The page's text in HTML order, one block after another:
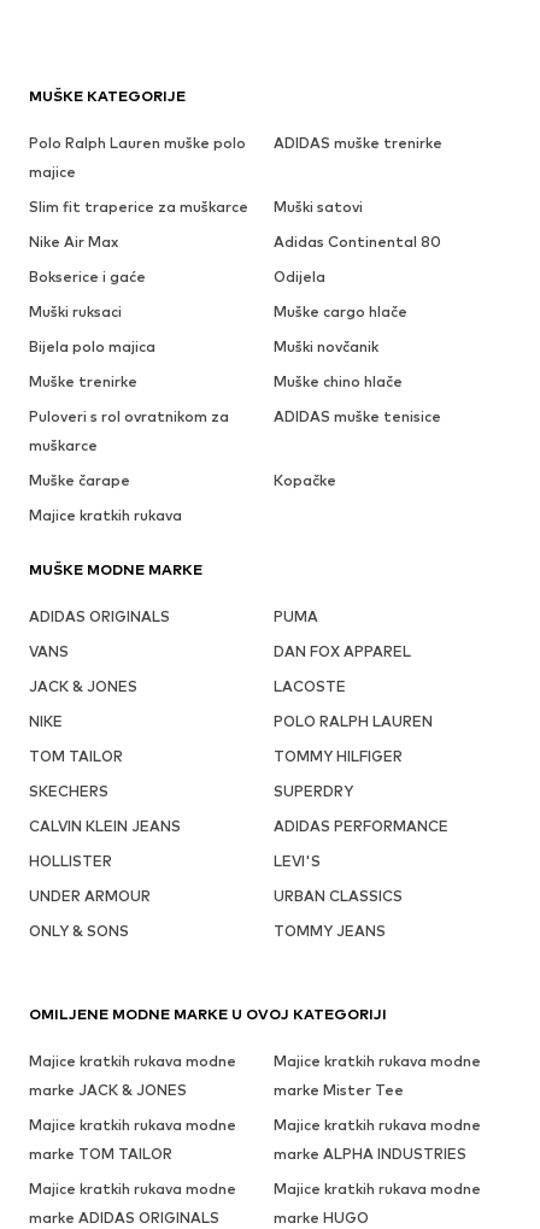
MUŠKE KATEGORIJE
Polo Ralph Lauren muške polo
majice
ADIDAS muške trenirke
Slim fit traperice za muškarce
Muški satovi
Nike Air Max
Adidas Continental 80
Bokserice i gaće
Odijela
Muški ruksaci
Muške cargo hlače
Bijela polo majica
Muški novčanik
Muške trenirke
Muške chino hlače
Puloveri s rol ovratnikom za
muškarce
ADIDAS muške tenisice
Muške čarape
Kopačke
Majice kratkih rukava
MUŠKE MODNE MARKE
ADIDAS ORIGINALS
PUMA
VANS
DAN FOX APPAREL
JACK & JONES
LACOSTE
NIKE
POLO RALPH LAUREN
TOM TAILOR
TOMMY HILFIGER
SKECHERS
SUPERDRY
CALVIN KLEIN JEANS
ADIDAS PERFORMANCE
HOLLISTER
LEVI'S
UNDER ARMOUR
URBAN CLASSICS
ONLY & SONS
TOMMY JEANS
OMILJENE MODNE MARKE U OVOJ KATEGORIJI
Majice kratkih rukava modne
marke JACK & JONES
Majice kratkih rukava modne
marke Mister Tee
Majice kratkih rukava modne
marke TOM TAILOR
Majice kratkih rukava modne
marke ALPHA INDUSTRIES
Majice kratkih rukava modne
marke ADIDAS ORIGINALS
Majice kratkih rukava modne
marke HUGO